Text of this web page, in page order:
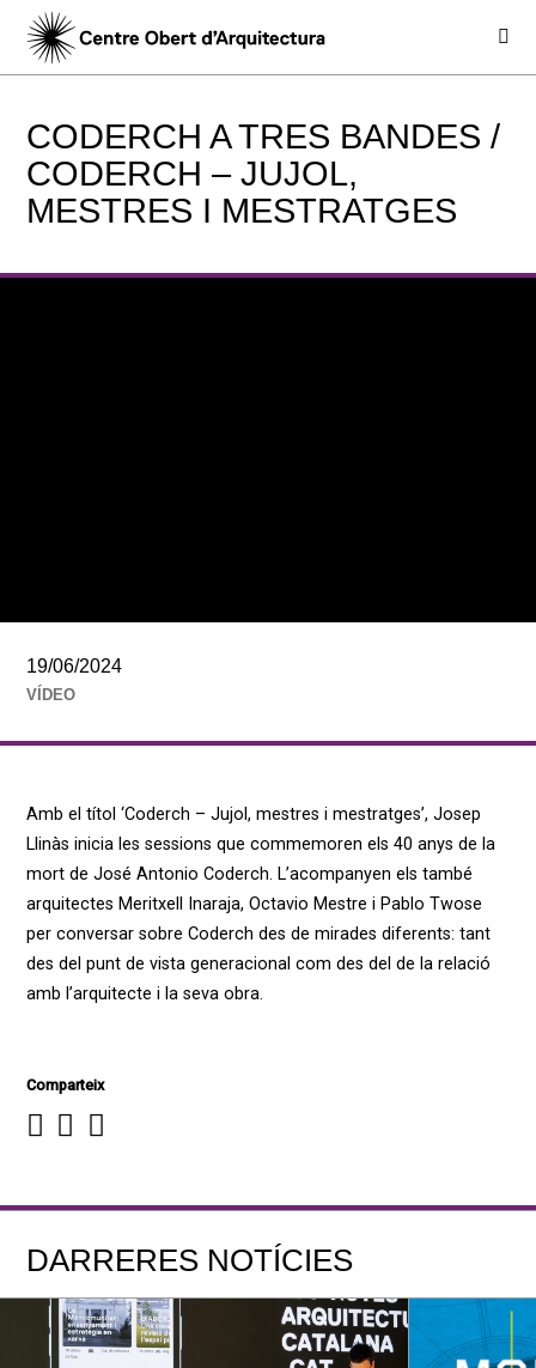
CODERCH A TRES BANDES /
CODERCH – JUJOL,
MESTRES I MESTRATGES
19/06/2024
VÍDEO
Amb el títol ‘Coderch – Jujol, mestres i mestratges’, Josep
Llinàs inicia les sessions que commemoren els 40 anys de la
mort de José Antonio Coderch. L’acompanyen els també
arquitectes Meritxell Inaraja, Octavio Mestre i Pablo Twose
per conversar sobre Coderch des de mirades diferents: tant
des del punt de vista generacional com des del de la relació
amb l’arquitecte i la seva obra.
Comparteix
DARRERES NOTÍCIES